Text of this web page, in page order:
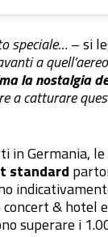
speciale… – si
a
la nostalgia
a catturare
in Germania,
standard
concert & hotel
superare i